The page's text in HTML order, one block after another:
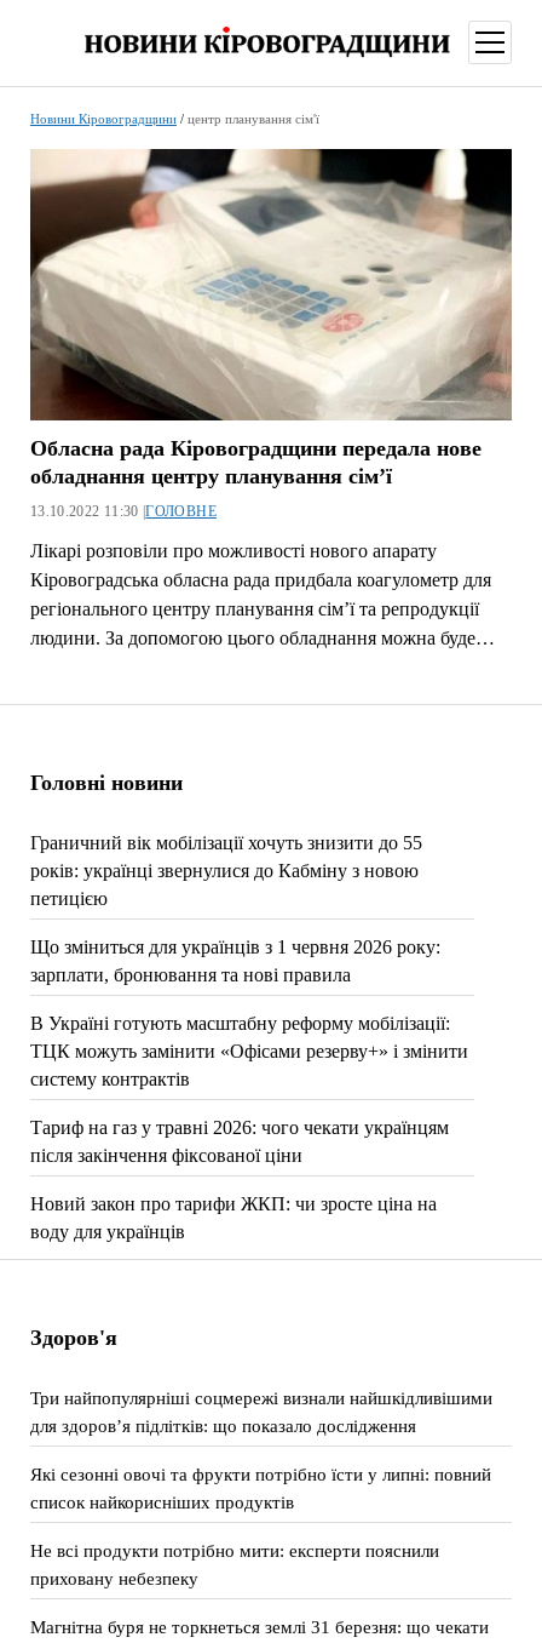
меню
Головні новини
Граничний вік мобілізації хочуть знизити до 55
років: українці звернулися до Кабміну з новою
петицією
Що зміниться для українців з 1 червня 2026 року:
зарплати, бронювання та нові правила
В Україні готують масштабну реформу мобілізації:
ТЦК можуть замінити «Офісами резерву+» і змінити
систему контрактів
Тариф на газ у травні 2026: чого чекати українцям
після закінчення фіксованої ціни
Новий закон про тарифи ЖКП: чи зросте ціна на
воду для українців
Новини Кіровоградщини/ центр планування сім'ї
Обласна рада Кіровоградщини передала нове
обладнання центру планування сім’ї
13.10.2022 11:30 |ГОЛОВНЕ
Лікарі розповіли про можливості нового апарату
Кіровоградська обласна рада придбала коагулометр для
регіонального центру планування сім’ї та репродукції
людини. За допомогою цього обладнання можна буде…
Здоров'я
Три найпопулярніші соцмережі визнали найшкідливішими
для здоров’я підлітків: що показало дослідження
Які сезонні овочі та фрукти потрібно їсти у липні: повний
список найкорисніших продуктів
Не всі продукти потрібно мити: експерти пояснили
приховану небезпеку
Магнітна буря не торкнеться землі 31 березня: що чекати